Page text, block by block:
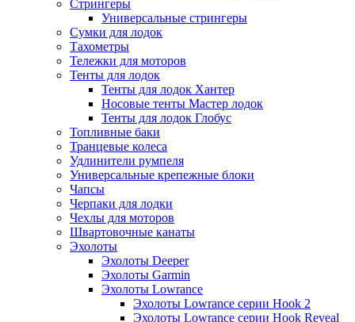
Стрингеры
Универсальные стрингеры
Сумки для лодок
Тахометры
Тележки для моторов
Тенты для лодок
Тенты для лодок Хантер
Носовые тенты Мастер лодок
Тенты для лодок Глобус
Топливные баки
Транцевые колеса
Удлинители румпеля
Универсальные крепежные блоки
Чапсы
Черпаки для лодки
Чехлы для моторов
Швартовочные канаты
Эхолоты
Эхолоты Deeper
Эхолоты Garmin
Эхолоты Lowrance
Эхолоты Lowrance серии Hook 2
Эхолоты Lowrance серии Hook Reveal